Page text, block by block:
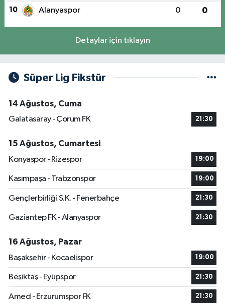
10 Alanyaspor 0 0
Detaylar için tıklayın
Süper Lig Fikstür
14 Ağustos, Cuma
Galatasaray - Çorum FK
21:30
15 Ağustos, Cumartesi
Konyaspor - Rizespor
19:00
Kasımpaşa - Trabzonspor 19:00
Gençlerbirliği S.K. - Fenerbahçe 21:30
Gaziantep FK - Alanyaspor 21:30
16 Ağustos, Pazar
Başakşehir - Kocaelispor
19:00
Beşiktaş - Eyüpspor 21:30
Amed - Erzurumspor FK 21:30